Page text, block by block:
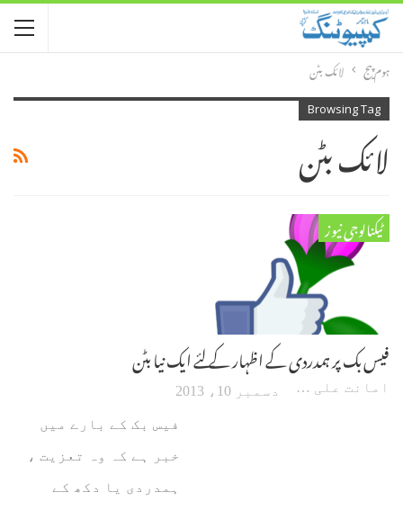
ہوم پیج لائک بٹن
Browsing Tag
لائک بٹن
ٹیکنالوجی نیوز
فیس بک پر ہمدردی کے اظہار کے لئے ایک نیا بٹن
امانت علی گوہر دسمبر 10، 2013
فیس بک کے بارے میں
خبر ہے کہ وہ تعزیت ،
ہمدردی یا دکھ کے